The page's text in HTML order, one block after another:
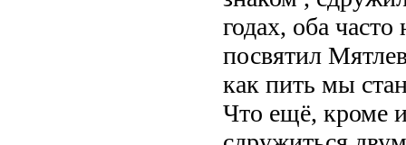
годах, оба
посвятил
как пить мы
Что ещё, кроме